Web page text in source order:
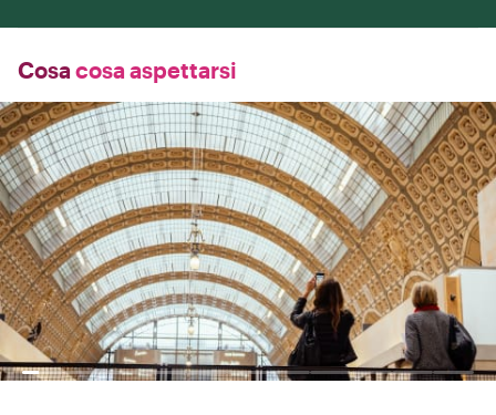
Cosa cosa aspettarsi